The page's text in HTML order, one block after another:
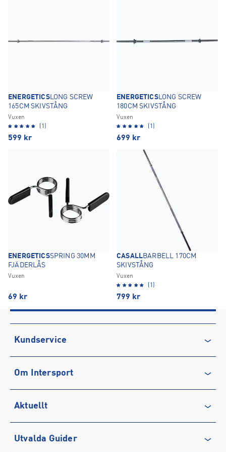
ENERGETICSLONG SCREW
165CM SKIVSTÅNG
Vuxen
(1)
599 kr
ENERGETICSLONG SCREW
180CM SKIVSTÅNG
Vuxen
(1)
699 kr
ENERGETICSSPRING 30MM
FJÄDERLÅS
Vuxen
69 kr
CASALLBARBELL 170CM
SKIVSTÅNG
Vuxen
(1)
799 kr
Kundservice
Vanliga frågor & svar
Köpvillkor
Integritetspolicy
Medlemsvillkor
Om Intersport
Karriär på INTERSPORT
Service
Aktuellt
Löpning
Utvalda Guider